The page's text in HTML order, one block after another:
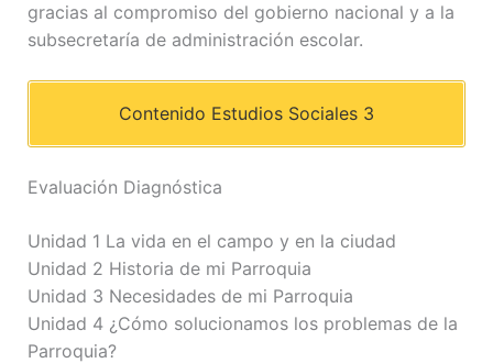
gracias al compromiso del gobierno nacional y a la
subsecretaría de administración escolar.
Contenido Estudios Sociales 3
Evaluación Diagnóstica
Unidad 1 La vida en el campo y en la ciudad
Unidad 2 Historia de mi Parroquia
Unidad 3 Necesidades de mi Parroquia
Unidad 4 ¿Cómo solucionamos los problemas de la
Parroquia?